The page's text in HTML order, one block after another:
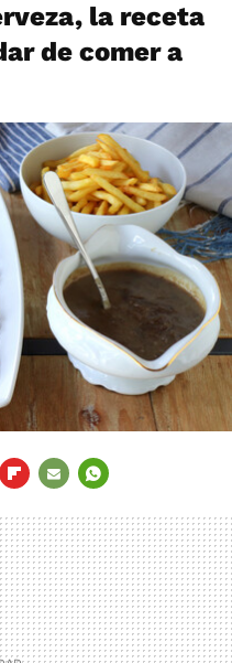
la receta
de comer a
MAIL